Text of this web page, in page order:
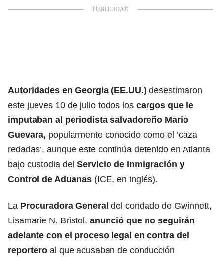
Autoridades en Georgia (EE.UU.) desestimaron
este jueves 10 de julio todos los cargos que le
imputaban al periodista salvadoreño Mario
Guevara, popularmente conocido como el ‘caza
redadas’, aunque este continúa detenido en Atlanta
bajo custodia del Servicio de Inmigración y
Control de Aduanas (ICE, en inglés).
La Procuradora General del condado de Gwinnett,
Lisamarie N. Bristol, anunció que no seguirán
adelante con el proceso legal en contra del
reportero al que acusaban de conducción